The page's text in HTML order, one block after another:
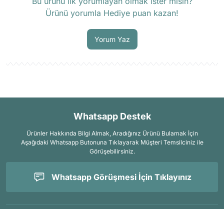
Ürünü yorumla Hediye puan kazan!
Yorum Yaz
Whatsapp Destek
Ürünler Hakkında Bilgi Almak, Aradığınız Ürünü Bulamak İçin
Aşağıdaki Whatsapp Butonuna Tıklayarak Müşteri Temsilciniz ile
Görüşebilirsiniz.
Whatsapp Görüşmesi İçin Tıklayınız